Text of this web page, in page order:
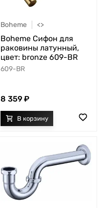
Boheme <>
Boheme Сифон для
раковины латунный,
цвет: bronze 609-BR
609-BR
8 359